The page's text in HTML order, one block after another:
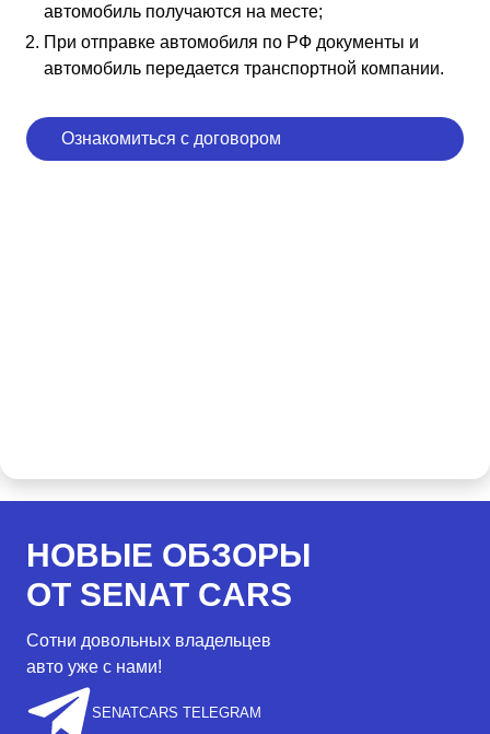
автомобиль получаются на месте;
При отправке автомобиля по РФ документы и
автомобиль передается транспортной компании.
Ознакомиться с договором
НОВЫЕ ОБЗОРЫ
ОТ SENAT CARS
Сотни довольных владельцев
авто уже с нами!
SENATCARS TELEGRAM